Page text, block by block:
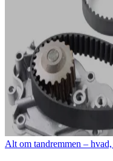
Alt om tandremmen –